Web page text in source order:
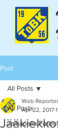
Post
All Posts
Jalkapallo/
All Posts
Web Reporter
Apr 22, 2017